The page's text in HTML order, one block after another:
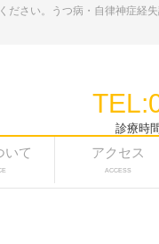
さい。うつ病・自律神症経
診療時
いて アクセス
ACCESS